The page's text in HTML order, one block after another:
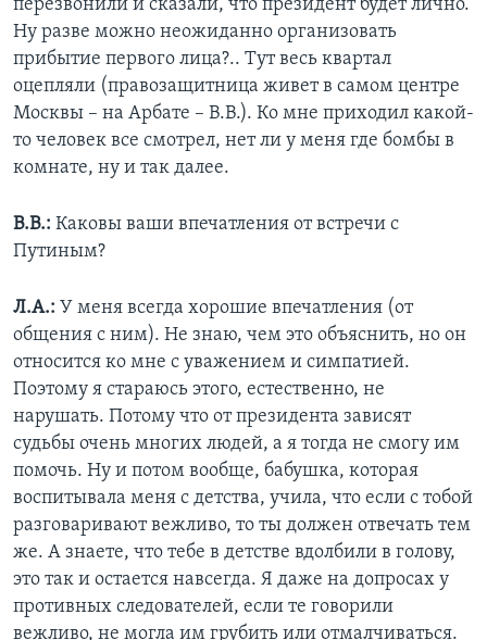
перезвонили и сказали, что президент будет лично.
Ну разве можно неожиданно организовать
прибытие первого лица?.. Тут весь квартал
оцепляли (правозащитница живет в самом центре
Москвы – на Арбате – В.В.). Ко мне приходил какой-
то человек все смотрел, нет ли у меня где бомбы в
комнате, ну и так далее.
В.В.: Каковы ваши впечатления от встречи с
Путиным?
Л.А.: У меня всегда хорошие впечатления (от
общения с ним). Не знаю, чем это объяснить, но он
относится ко мне с уважением и симпатией.
Поэтому я стараюсь этого, естественно, не
нарушать. Потому что от президента зависят
судьбы очень многих людей, а я тогда не смогу им
помочь. Ну и потом вообще, бабушка, которая
воспитывала меня с детства, учила, что если с тобой
разговаривают вежливо, то ты должен отвечать тем
же. А знаете, что тебе в детстве вдолбили в голову,
это так и остается навсегда. Я даже на допросах у
противных следователей, если те говорили
вежливо, не могла им грубить или отмалчиваться.